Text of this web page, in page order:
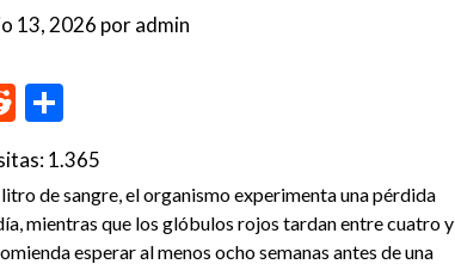
13, 2026 poradmin
Reddit
1.365
de sangre, el organismo experimenta una pérdida
mientras que los glóbulos rojos tardan entre cuatro y
esperar al menos ocho semanas antes de una